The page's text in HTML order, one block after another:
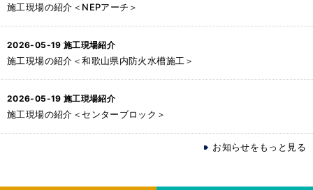
施工現場の紹介＜NEPアーチ＞
2026-05-19 施工現場紹介
施工現場の紹介＜和歌山県内防火水槽施工＞
2026-05-19 施工現場紹介
施工現場の紹介＜センターブロック＞
お知らせをもっと見る